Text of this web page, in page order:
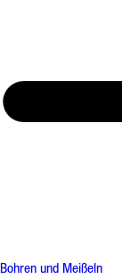
Bohren und Meißeln